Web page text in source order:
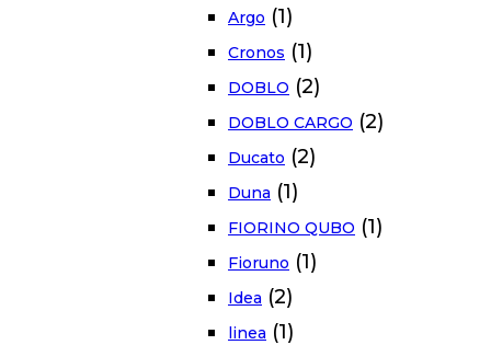
Argo (1)
Cronos (1)
DOBLO (2)
DOBLO CARGO (2)
Ducato (2)
Duna (1)
FIORINO QUBO (1)
Fioruno (1)
Idea (2)
linea (1)